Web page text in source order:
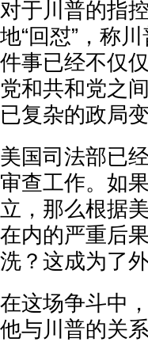
对于川普的指
地“回怼”，称
件事已经不仅
党和共和党之
已复杂的政局
美国司法部已
审查工作。如
立，那么根据
在内的严重后
洗？这成为了
在这场争斗中
他与川普的关